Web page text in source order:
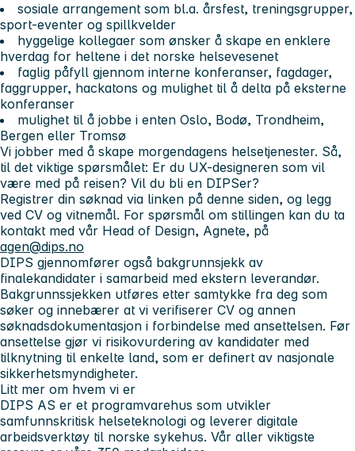
sosiale arrangement som bl.a. årsfest, treningsgrupper,
sport-eventer og spillkvelder
hyggelige kollegaer som ønsker å skape en enklere
hverdag for heltene i det norske helsevesenet
faglig påfyll gjennom interne konferanser, fagdager,
faggrupper, hackatons og mulighet til å delta på eksterne
konferanser
mulighet til å jobbe i enten Oslo, Bodø, Trondheim,
Bergen eller Tromsø
Vi jobber med å skape morgendagens helsetjenester. Så,
til det viktige spørsmålet: Er du UX-designeren som vil
være med på reisen? Vil du bli en DIPSer?
Registrer din søknad via linken på denne siden, og legg
ved CV og vitnemål. For spørsmål om stillingen kan du ta
kontakt med vår Head of Design, Agnete, på
agen@dips.no
DIPS gjennomfører også bakgrunnsjekk av
finalekandidater i samarbeid med ekstern leverandør.
Bakgrunnssjekken utføres etter samtykke fra deg som
søker og innebærer at vi verifiserer CV og annen
søknadsdokumentasjon i forbindelse med ansettelsen. Før
ansettelse gjør vi risikovurdering av kandidater med
tilknytning til enkelte land, som er definert av nasjonale
sikkerhetsmyndigheter.
Litt mer om hvem vi er
DIPS AS er et programvarehus som utvikler
samfunnskritisk helseteknologi og leverer digitale
arbeidsverktøy til norske sykehus. Vår aller viktigste